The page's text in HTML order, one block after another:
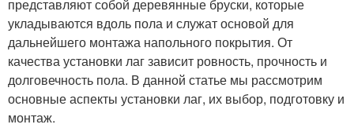
представляют собой деревянные бруски, которые
укладываются вдоль пола и служат основой для
дальнейшего монтажа напольного покрытия. От
качества установки лаг зависит ровность, прочность и
долговечность пола. В данной статье мы рассмотрим
основные аспекты установки лаг, их выбор, подготовку и
монтаж.